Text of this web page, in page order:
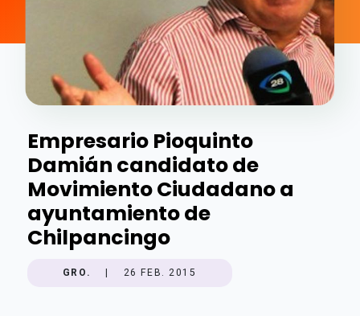
Empresario Pioquinto
Damián candidato de
Movimiento Ciudadano a
ayuntamiento de
Chilpancingo
GRO. 26 FEB. 2015